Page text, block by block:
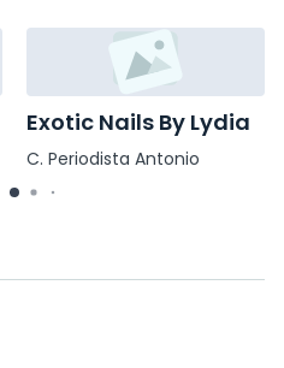
Exotic Nails By Lydia
C. Periodista Antonio
Herrero, 3